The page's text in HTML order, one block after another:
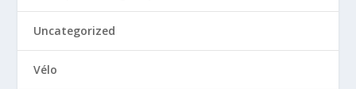
Uncategorized
Vélo